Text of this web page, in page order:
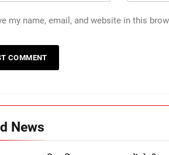
my name, email, and website in this
News